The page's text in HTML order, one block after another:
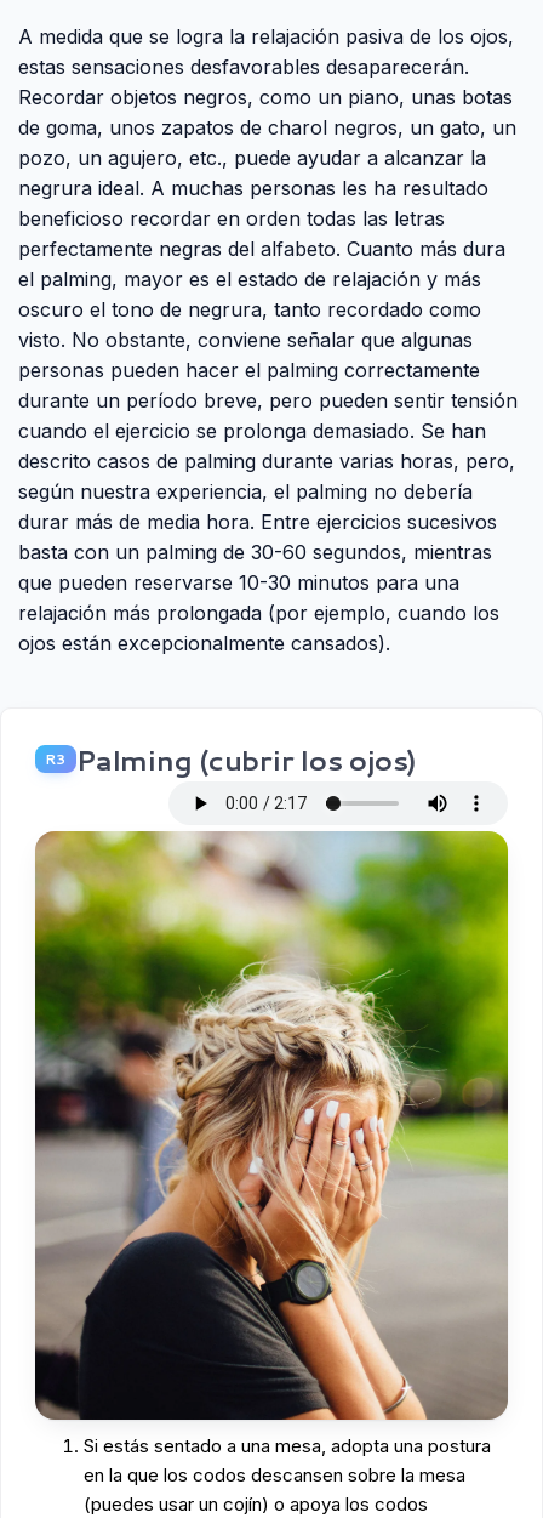
A medida que se logra la relajación pasiva de los ojos,
estas sensaciones desfavorables desaparecerán.
Recordar objetos negros, como un piano, unas botas
de goma, unos zapatos de charol negros, un gato, un
pozo, un agujero, etc., puede ayudar a alcanzar la
negrura ideal. A muchas personas les ha resultado
beneficioso recordar en orden todas las letras
perfectamente negras del alfabeto. Cuanto más dura
el palming, mayor es el estado de relajación y más
oscuro el tono de negrura, tanto recordado como
visto. No obstante, conviene señalar que algunas
personas pueden hacer el palming correctamente
durante un período breve, pero pueden sentir tensión
cuando el ejercicio se prolonga demasiado. Se han
descrito casos de palming durante varias horas, pero,
según nuestra experiencia, el palming no debería
durar más de media hora. Entre ejercicios sucesivos
basta con un palming de 30-60 segundos, mientras
que pueden reservarse 10-30 minutos para una
relajación más prolongada (por ejemplo, cuando los
ojos están excepcionalmente cansados).
R3 Palming (cubrir los ojos)
Si estás sentado a una mesa, adopta una postura
en la que los codos descansen sobre la mesa
(puedes usar un cojín) o apoya los codos